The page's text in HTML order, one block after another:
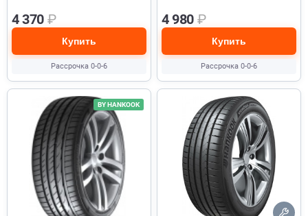
4 370 ₽
Купить
Рассрочка 0-0-6
4 980 ₽
Купить
Рассрочка 0-0-6
BY HANKOOK